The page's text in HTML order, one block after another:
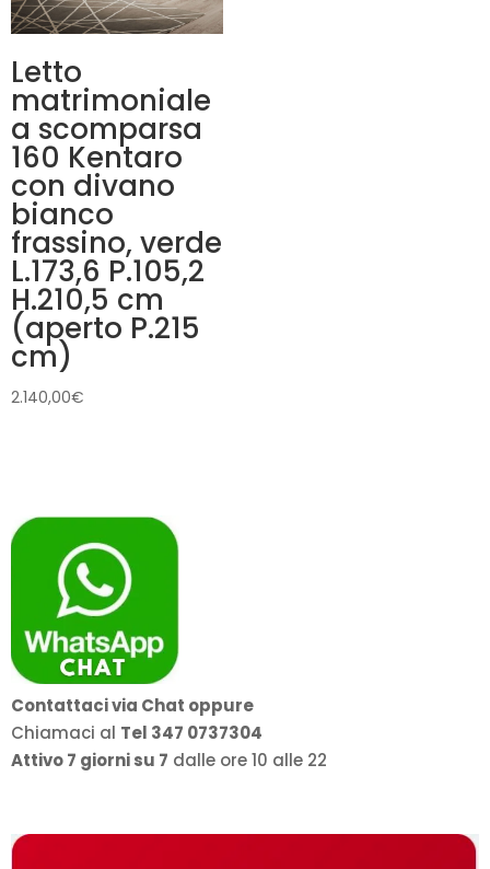
Letto
matrimoniale
a scomparsa
160 Kentaro
con divano
bianco
frassino, verde
L.173,6 P.105,2
H.210,5 cm
(aperto P.215
cm)
2.140,00€
Contattaci via Chat oppure
Chiamaci al Tel 347 0737304
Attivo 7 giorni su 7 dalle ore 10 alle 22